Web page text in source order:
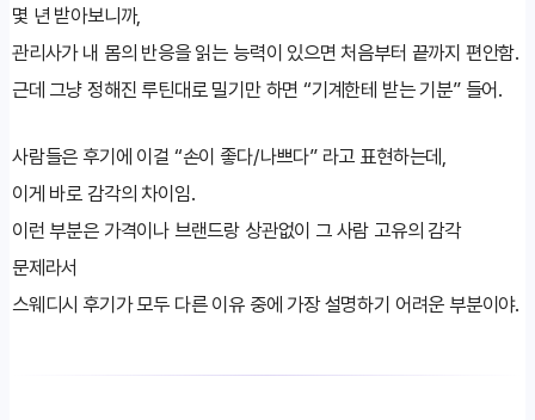
몇 년 받아보니까,
관리사가 내 몸의 반응을 읽는 능력이 있으면 처음부터 끝까지 편안함.
근데 그냥 정해진 루틴대로 밀기만 하면 “기계한테 받는 기분” 들어.
사람들은 후기에 이걸 “손이 좋다/나쁘다” 라고 표현하는데,
이게 바로 감각의 차이임.
이런 부분은 가격이나 브랜드랑 상관없이 그 사람 고유의 감각
문제라서
스웨디시 후기가 모두 다른 이유 중에 가장 설명하기 어려운 부분이야.